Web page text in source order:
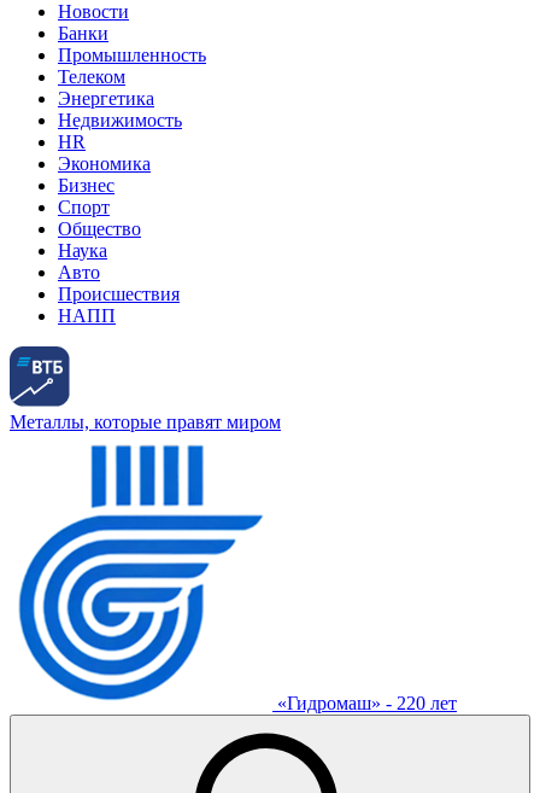
Новости
Банки
Промышленность
Телеком
Энергетика
Недвижимость
HR
Экономика
Бизнес
Спорт
Общество
Наука
Авто
Происшествия
НАПП
Металлы, которые правят миром
«Гидромаш» - 220 лет